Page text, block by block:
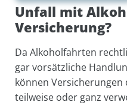
Unfall mit
Versicherung?
Da Alkoholfahrten
gar vorsätzliche
können Versicherungen
teilweise oder ganz